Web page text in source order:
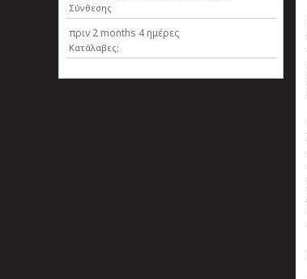
Σύνθεσης
πριν 2 months 4 ημέρες
Κατάλαβες;